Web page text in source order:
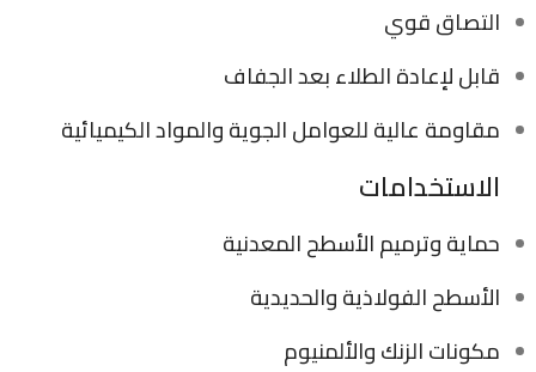
التصاق قوي
قابل لإعادة الطلاء بعد الجفاف
مقاومة عالية للعوامل الجوية والمواد الكيميائية
الاستخدامات
حماية وترميم الأسطح المعدنية
الأسطح الفولاذية والحديدية
مكونات الزنك والألمنيوم